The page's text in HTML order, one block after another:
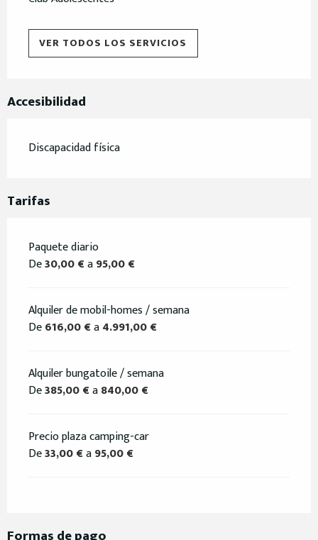
VER TODOS LOS SERVICIOS
Accesibilidad
Discapacidad física
Tarifas
Paquete diario
De30,00 €a95,00 €
Alquiler de mobil-homes / semana
De616,00 €a4.991,00 €
Alquiler bungatoile / semana
De385,00 €a840,00 €
Precio plaza camping-car
De33,00 €a95,00 €